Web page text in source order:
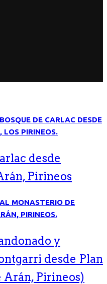
desde
Pirineos
y
desde Plan
Arán, Pirineos)